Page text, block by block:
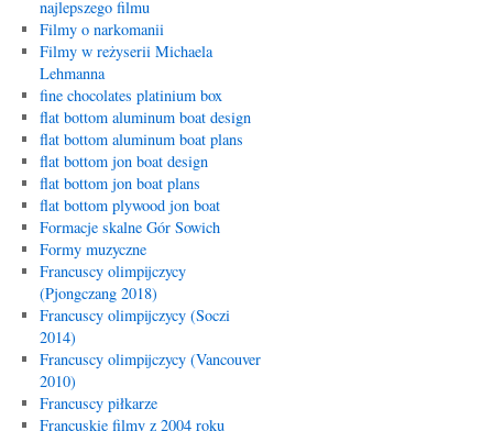
najlepszego filmu
Filmy o narkomanii
Filmy w reżyserii Michaela
Lehmanna
fine chocolates platinium box
flat bottom aluminum boat design
flat bottom aluminum boat plans
flat bottom jon boat design
flat bottom jon boat plans
flat bottom plywood jon boat
Formacje skalne Gór Sowich
Formy muzyczne
Francuscy olimpijczycy
(Pjongczang 2018)
Francuscy olimpijczycy (Soczi
2014)
Francuscy olimpijczycy (Vancouver
2010)
Francuscy piłkarze
Francuskie filmy z 2004 roku